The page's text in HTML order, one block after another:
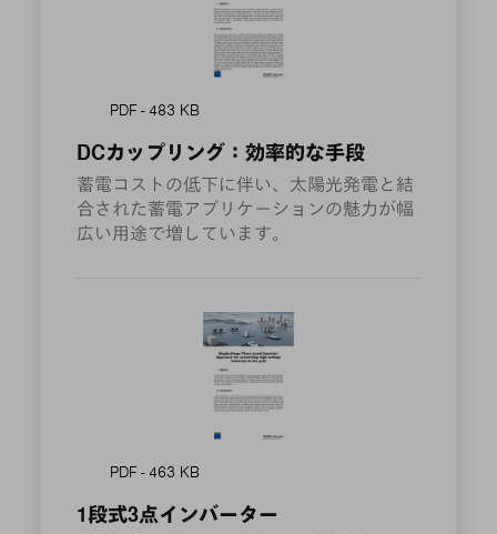
PDF - 483 KB
DCカップリング：効率的な手段
蓄電コストの低下に伴い、太陽光発電と結
合された蓄電アプリケーションの魅力が幅
広い用途で増しています。
PDF - 463 KB
1段式3点インバーター